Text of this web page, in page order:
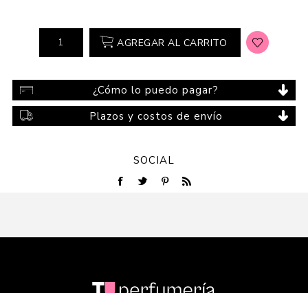
AGREGAR AL CARRITO
¿Cómo lo puedo pagar?
Plazos y costos de envío
SOCIAL